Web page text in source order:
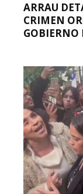
ARRAU
CRIMEN
GOBIERNO